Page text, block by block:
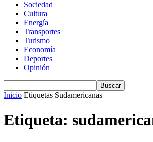
Sociedad
Cultura
Energía
Transportes
Turismo
Economía
Deportes
Opinión
Inicio Etiquetas Sudamericanas
Etiqueta: